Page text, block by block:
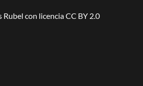
Rubel con licenciaCC BY 2.0